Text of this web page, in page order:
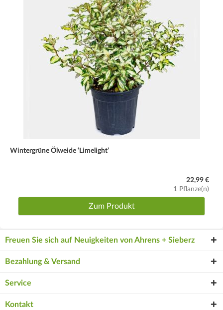
Wintergrüne Ölweide ‘Limelight’
22,99 €
1 Pflanze(n)
Zum Produkt
Freuen Sie sich auf Neuigkeiten von Ahrens + Sieberz
Bezahlung & Versand
Service
Kontakt